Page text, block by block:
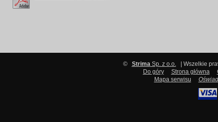
© StrimaSp. z o.o.
| Wszelkie
Do góry
Strona główna
Mapa serwisu